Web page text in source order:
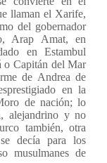
llaman el Xarife,
del gobernador
Arap Amat, en
en Estambul
o Capitán del Mar
de Andrea de
en la
de nación; lo
alejandrino y no
también, otra
decía para los
musulmanes de